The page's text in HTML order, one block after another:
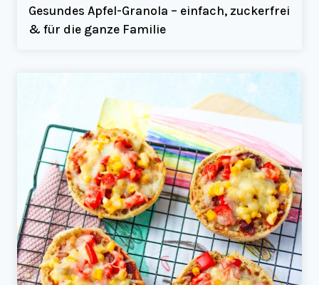
Gesundes Apfel-Granola – einfach, zuckerfrei
& für die ganze Familie